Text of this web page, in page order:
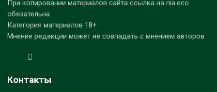
При копировании материалов сайта ссылка на nia.eco
обязательна.
Категория материалов 18+
Мнение редакции может не совпадать с мнением авторов.
Контакты